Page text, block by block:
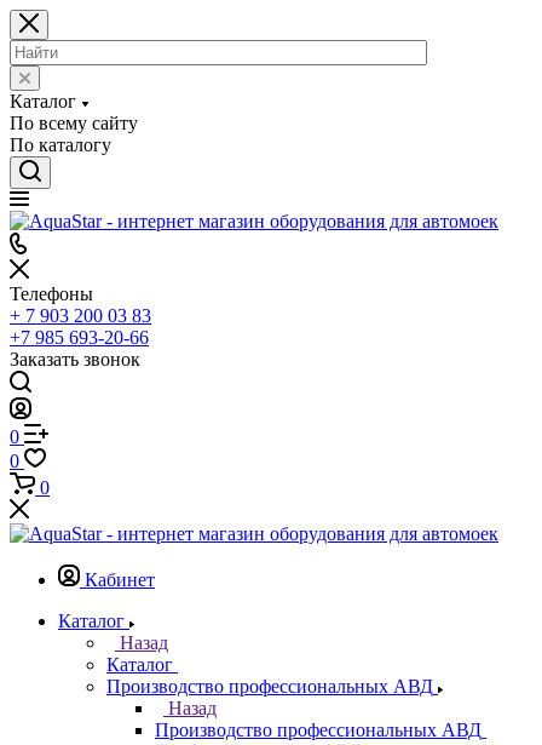
Каталог
По всему сайту
По каталогу
Телефоны
+ 7 903 200 03 83
+7 985 693-20-66
Заказать звонок
0
0
0
Кабинет
Каталог
Назад
Каталог
Производство профессиональных АВД
Назад
Производство профессиональных АВД